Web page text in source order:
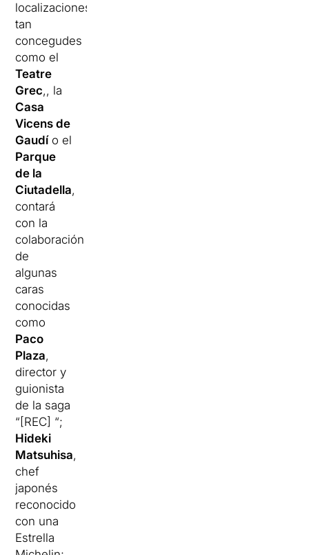
localizaciones
tan
concegudes
como el
Teatre
Grec,, la
Casa
Vicens de
Gaudío el
Parque
de la
Ciutadella,
contará
con la
colaboración
de
algunas
caras
conocidas
como
Paco
Plaza,
director y
guionista
de la saga
“[REC] “;
Hideki
Matsuhisa,
chef
japonés
reconocido
con una
Estrella